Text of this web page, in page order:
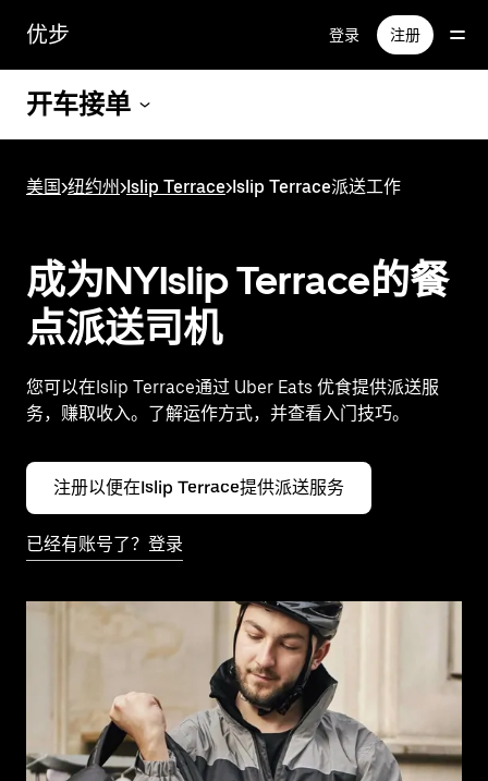
容
优步 登录 注册
开车接单
美国>纽约州>Islip Terrace>Islip Terrace派送工作
成为NYIslip Terrace的餐
点派送司机
您可以在Islip Terrace通过 Uber Eats 优食提供派送服
务，赚取收入。了解运作方式，并查看入门技巧。
注册以便在Islip Terrace提供派送服务
已经有账号了？登录